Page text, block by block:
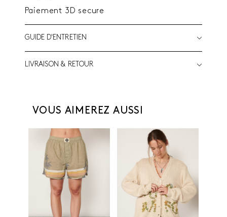
Paiement 3D secure
GUIDE D'ENTRETIEN
LIVRAISON & RETOUR
VOUS AIMEREZ AUSSI